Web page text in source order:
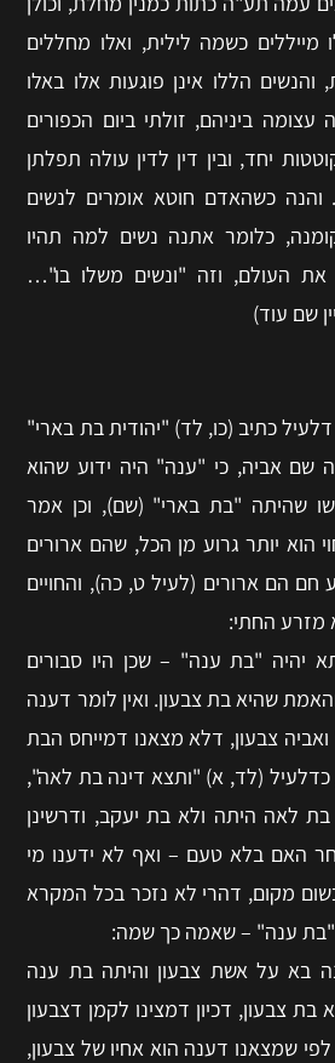
מייללים כשמה לילית, ואלו מחללים
הללו אינן פוגעות אלו באלו
ביניהם, זולתי ביום הכפורים
יחד, ובין דין לדין עולה תפלתן
והנה כשהאדם חוטא אומרים לנשים
כלומר אתנה נשים למה תהיו
את העולם, וזה "ונשים משלו בו"…
שם עוד)
כתיב (כו, לד) "יהודית בת בארי"
שם אביה, כי "ענה" היה ידוע שהוא
שהיתה "בת בארי" (שם), וכן אמר
הוא יותר גרוע מן הכל, שהם ארורים
חם הם ארורים (לעיל ט, כה), והחויים
מזרע החתי:
יהיה "בת ענה" – שכן היו סבורים
שהיא בת צבעון. ואין לומר דענה
צבעון, דלא מצאנו דמייחס הבת
(לד, א) "ותצא דינה בת לאה",
בת לאה היתה ולא בת יעקב, ודרשינן
האם בלא טעם – ואף לא ידענו מי
מקום, דהרי לא נזכר בכל המקרא
ענה" – שאמה כך שמה:
בא על אשת צבעון והיתה בת ענה
בת צבעון, דכיון דמצינו לקמן דצבעון
שמצאנו דענה הוא אחיו של צבעון,